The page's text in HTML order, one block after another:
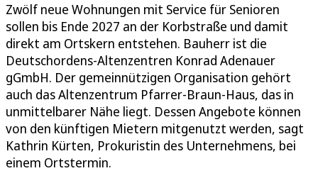
Zwölf neue Wohnungen mit Service für Senioren
sollen bis Ende 2027 an der Korbstraße und damit
direkt am Ortskern entstehen. Bauherr ist die
Deutschordens-Altenzentren Konrad Adenauer
gGmbH. Der gemeinnützigen Organisation gehört
auch das Altenzentrum Pfarrer-Braun-Haus, das in
unmittelbarer Nähe liegt. Dessen Angebote können
von den künftigen Mietern mitgenutzt werden, sagt
Kathrin Kürten, Prokuristin des Unternehmens, bei
einem Ortstermin.